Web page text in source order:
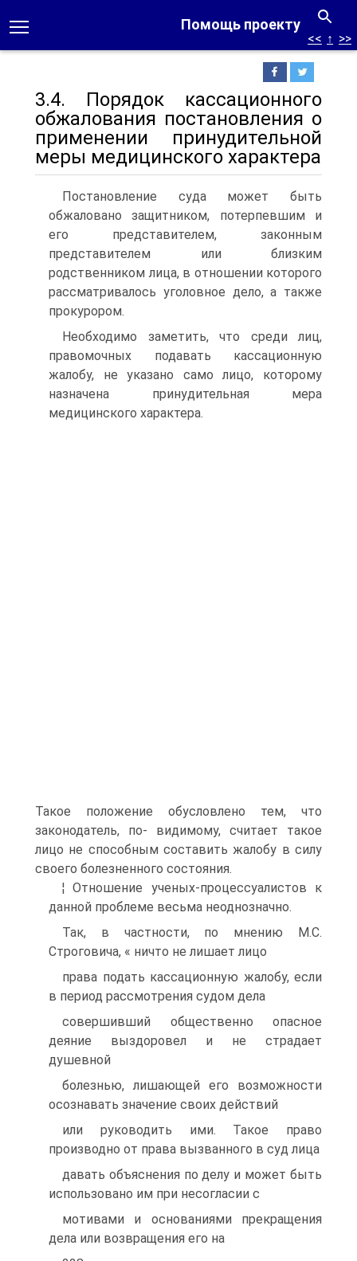
Помощь проекту
<< ↑ >>
3.4. Порядок кассационного
обжалования постановления о
применении принудительной
меры медицинского характера
Постановление суда может быть
обжаловано защитником, потерпевшим и
его представителем, законным
представителем или близким
родственником лица, в отношении которого
рассматривалось уголовное дело, а также
прокурором.
Необходимо заметить, что среди лиц,
правомочных подавать кассационную
жалобу, не указано само лицо, которому
назначена принудительная мера
медицинского характера.
Такое положение обусловлено тем, что
законодатель, по- видимому, считает такое
лицо не способным составить жалобу в силу
своего болезненного состояния.
¦ Отношение ученых-процессуалистов к
данной проблеме весьма неоднозначно.
Так, в частности, по мнению М.С.
Строговича, « ничто не лишает лицо
права подать кассационную жалобу, если
в период рассмотрения судом дела
совершивший общественно опасное
деяние выздоровел и не страдает
душевной
болезнью, лишающей его возможности
осознавать значение своих действий
или руководить ими. Такое право
производно от права вызванного в суд лица
давать объяснения по делу и может быть
использовано им при несогласии с
мотивами и основаниями прекращения
дела или возвращения его на